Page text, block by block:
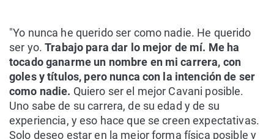
"Yo nunca he querido ser como nadie. He querido
ser yo.Trabajo para dar lo mejor de mí. Me ha
tocado ganarme un nombre en mi carrera, con
goles y títulos, pero nunca con la intención de ser
como nadie. Quiero ser el mejor Cavani posible.
Uno sabe de su carrera, de su edad y de su
experiencia, y eso hace que se creen expectativas.
Solo deseo estar en la mejor forma física posible y